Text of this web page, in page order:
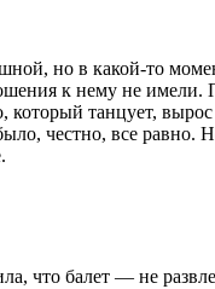
но в какой-то
к нему не имели.
танцует,
честно, все равно.
что балет — не